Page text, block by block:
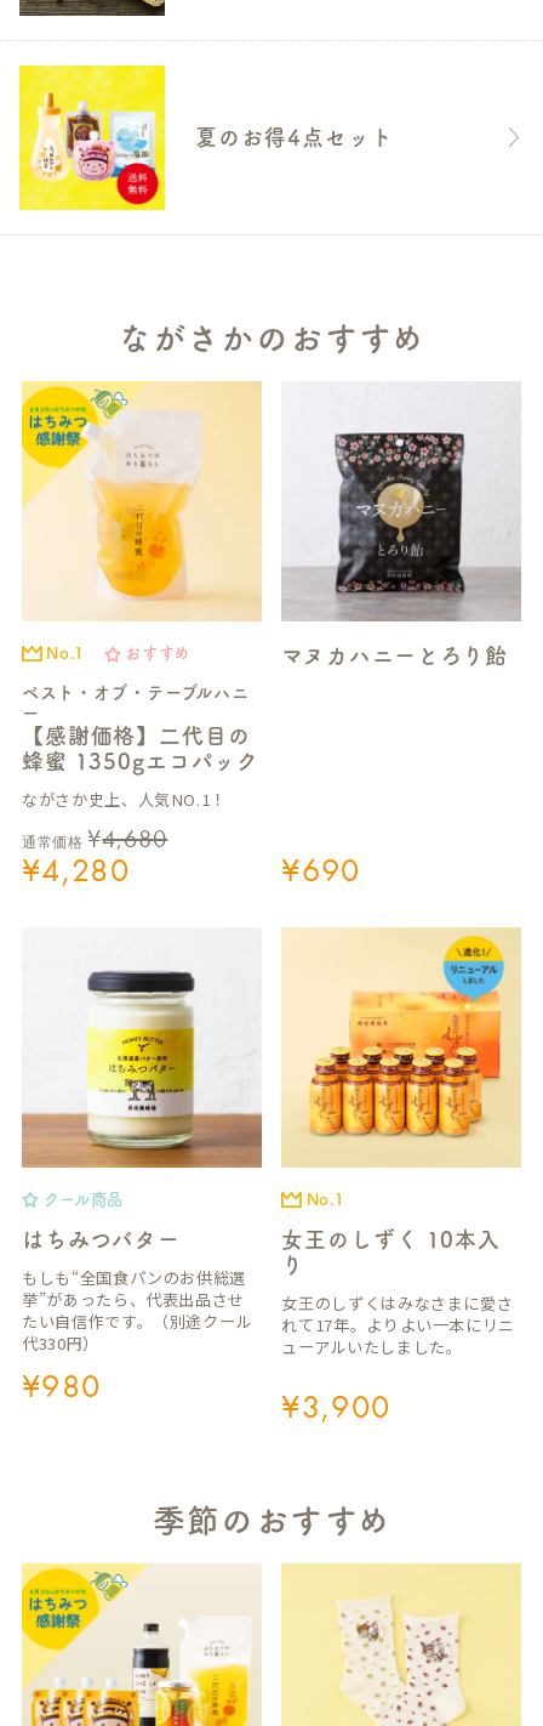
夏のお得4点セット
ながさかのおすすめ
No.1 おすすめ
ベスト・オブ・テーブルハニ
ー
【感謝価格】二代目の
蜂蜜 1350gエコパック
ながさか史上、人気NO.1！
通常価格 ¥4,680
¥4,280
マヌカハニーとろり飴
¥690
クール商品
はちみつバター
もしも“全国食パンのお供総選
挙”があったら、代表出品させ
たい自信作です。（別途クール
代330円）
¥980
No.1
女王のしずく 10本入
り
女王のしずくはみなさまに愛さ
れて17年。よりよい一本にリニ
ューアルいたしました。
¥3,900
季節のおすすめ